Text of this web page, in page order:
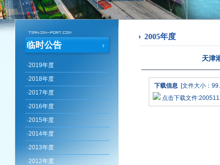
临时公告
·2019年度
·2018年度
·2017年度
·2016年度
·2015年度
·2014年度
·2013年度
·2012年度
2005年度
天津
下载信息[文件大小：
点击下载文件